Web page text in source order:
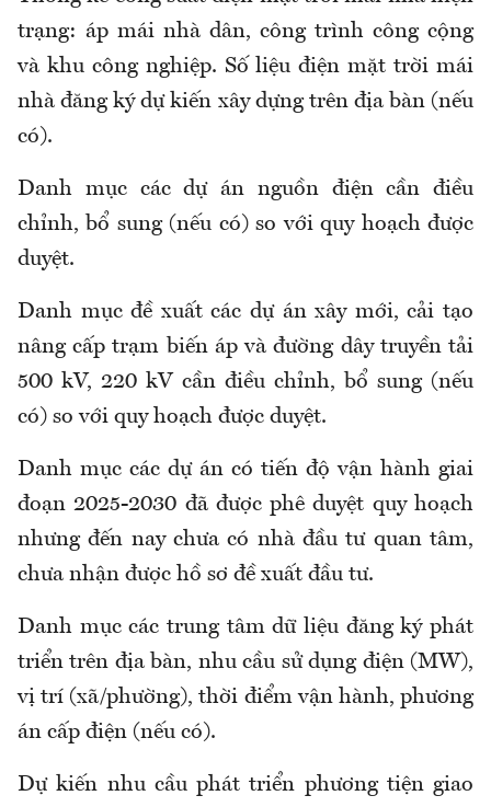
trạng: áp mái nhà dân, công trình công cộng
và khu công nghiệp. Số liệu điện mặt trời mái
nhà đăng ký dự kiến xây dựng trên địa bàn (nếu
có).
Danh mục các dự án nguồn điện cần điều
chỉnh, bổ sung (nếu có) so với quy hoạch được
duyệt.
Danh mục đề xuất các dự án xây mới, cải tạo
nâng cấp trạm biến áp và đường dây truyền tải
500 kV, 220 kV cần điều chỉnh, bổ sung (nếu
có) so với quy hoạch được duyệt.
Danh mục các dự án có tiến độ vận hành giai
đoạn 2025-2030 đã được phê duyệt quy hoạch
nhưng đến nay chưa có nhà đầu tư quan tâm,
chưa nhận được hồ sơ đề xuất đầu tư.
Danh mục các trung tâm dữ liệu đăng ký phát
triển trên địa bàn, nhu cầu sử dụng điện (MW),
vị trí (xã/phường), thời điểm vận hành, phương
án cấp điện (nếu có).
Dự kiến nhu cầu phát triển phương tiện giao